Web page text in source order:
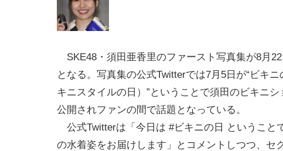
SKE48・須田亜香里のファースト写真集が8月
となる。写真集の公式Twitterでは7月5日が“ビキニ
キニスタイルの日）”ということで須田のビキニシ
公開されファンの間で話題となっている。
公式Twitterは「今日は #ビキニの日 ということ
の水着姿をお届けします」とコメントしつつ、セ